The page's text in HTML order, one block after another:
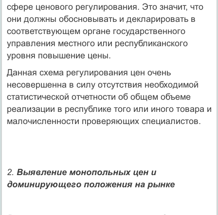
сфере ценового регулирования. Это значит, что
они должны обосновывать и декларировать в
соответствующем органе государственного
управления местного или республиканского
уровня повышение цены.
Данная схема регулирования цен очень
несовершенна в силу отсутствия необходимой
статистической отчетности об общем объеме
реализации в республике того или иного товара и
малочисленности проверяющих специалистов.
2. Выявление монопольных цен и
доминирующего положения на рынке